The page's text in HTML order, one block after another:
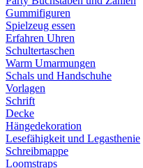
Gummifiguren
Spielzeug essen
Erfahren Uhren
Schultertaschen
Warm Umarmungen
Schals und Handschuhe
Vorlagen
Schrift
Decke
Hängedekoration
Lesefähigkeit und Legasthenie
Schreibmappe
Loomstraps